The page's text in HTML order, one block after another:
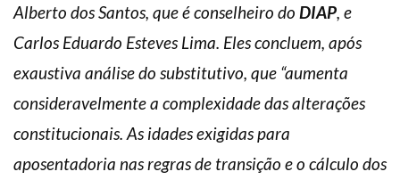
Alberto dos Santos, que é conselheiro do DIAP, e
Carlos Eduardo Esteves Lima. Eles concluem, após
exaustiva análise do substitutivo, que “aumenta
consideravelmente a complexidade das alterações
constitucionais. As idades exigidas para
aposentadoria nas regras de transição e o cálculo dos